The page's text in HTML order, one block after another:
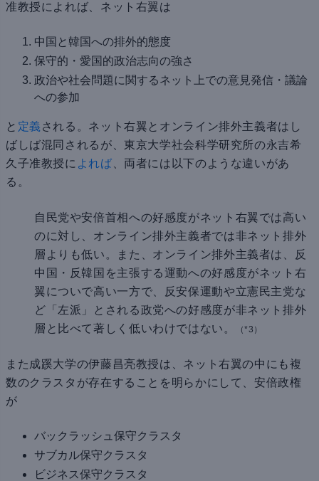
准教授によれば、ネット右翼は
中国と韓国への排外的態度
保守的・愛国的政治志向の強さ
政治や社会問題に関するネット上での意見発信・議論
への参加
と 定義 される。ネット右翼とオンライン排外主義者はし
ばしば混同されるが、東京大学社会科学研究所の永吉希
久子准教授に よれば 、両者には以下のような違いがあ
る。
自民党や安倍首相への好感度がネット右翼では高い
のに対し、オンライン排外主義者では非ネット排外
層よりも低い。また、オンライン排外主義者は、反
中国・反韓国を主張する運動への好感度がネット右
翼についで高い一方で、反安保運動や立憲民主党な
ど「左派」とされる政党への好感度が非ネット排外
層と比べて著しく低いわけではない。
（*3）
また成蹊大学の伊藤昌亮教授は、ネット右翼の中にも複
数のクラスタが存在することを明らかにして、安倍政権
が
バックラッシュ保守クラスタ
サブカル保守クラスタ
ビジネス保守クラスタ